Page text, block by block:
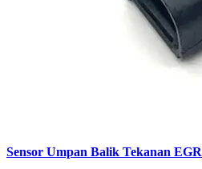
Sensor Umpan Balik Tekanan EGR